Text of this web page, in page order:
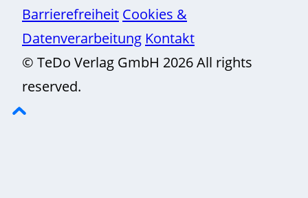
Barrierefreiheit Cookies &
Datenverarbeitung Kontakt
© TeDo Verlag GmbH 2026 All rights
reserved.